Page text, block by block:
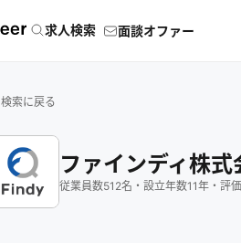
求人検索 面談オファー
検索に戻る
ファインディ株式
従業員数512名 ・ 設立年数11年 ・ 評